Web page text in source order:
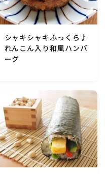
ップ類
調理器具
シャキシャキふっくら♪
れんこん入り和風ハンバ
ーグ